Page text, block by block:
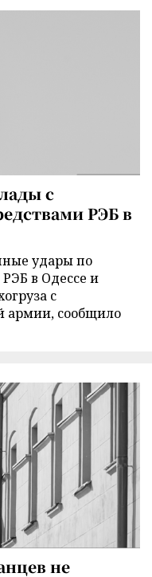
с
РЭБ в
удары по
в Одессе и
с
армии, сообщило
не